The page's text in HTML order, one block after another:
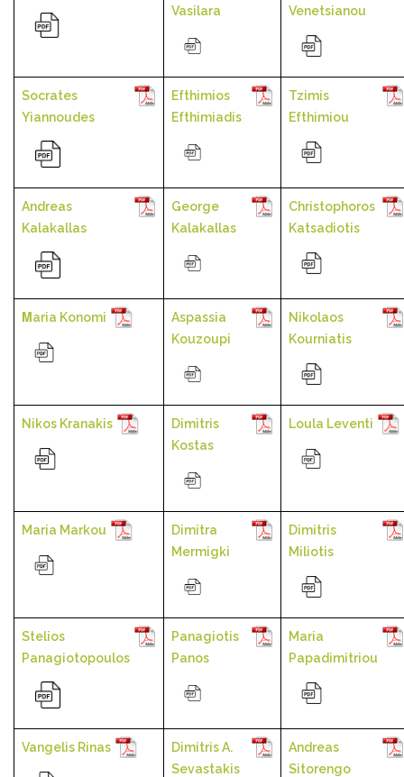
Vasilara
Venetsianou
Socrates
Yiannoudes
Efthimios
Efthimiadis
Tzimis
Efthimiou
Andreas
Kalakallas
George
Kalakallas
Christophoros
Katsadiotis
Μaria Konomi
Aspassia
Kouzoupi
Nikolaos
Kourniatis
Nikos Kranakis
Dimitris
Kostas
Loula Leventi
Maria Markou
Dimitra
Mermigki
Dimitris
Miliotis
Stelios
Panagiotopoulos
Panagiotis
Panos
Maria
Papadimitriou
Vangelis Rinas
Dimitris A.
Sevastakis
Andreas
Sitorengo